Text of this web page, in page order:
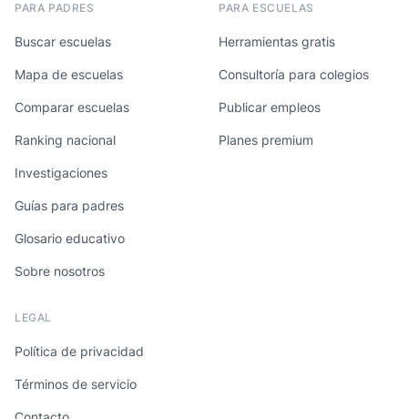
PARA PADRES
Buscar escuelas
Mapa de escuelas
Comparar escuelas
Ranking nacional
Investigaciones
Guías para padres
Glosario educativo
Sobre nosotros
PARA ESCUELAS
Herramientas gratis
Consultoría para colegios
Publicar empleos
Planes premium
LEGAL
Política de privacidad
Términos de servicio